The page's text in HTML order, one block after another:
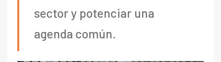
sector y potenciar una
agenda común.